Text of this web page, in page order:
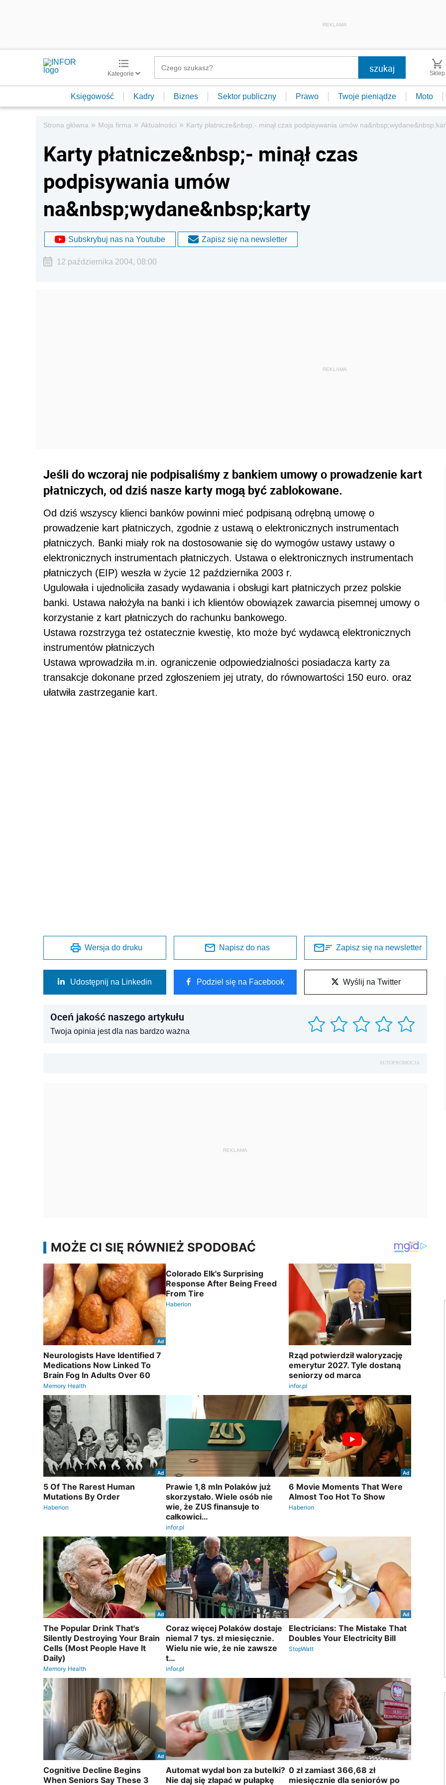
REKLAMA
Kategorie Sklep
Księgowość Kadry Biznes Sektor publiczny Prawo Twoje pieniądze Moto
Strona główna » Moja firma » Aktualności » Karty płatnicze&nbsp;- minął czas podpisywania umów
Karty płatnicze&nbsp;- minął czas
podpisywania umów
na&nbsp;wydane&nbsp;karty
Subskrybuj nas na Youtube Zapisz się na newsletter
12 października 2004, 08:00
Jeśli do wczoraj nie podpisaliśmy z bankiem umowy o prowadzenie kart
płatniczych, od dziś nasze karty mogą być zablokowane.
Od dziś wszyscy klienci banków powinni mieć podpisaną odrębną umowę o
prowadzenie kart płatniczych, zgodnie z ustawą o elektronicznych instrumentach
płatniczych. Banki miały rok na dostosowanie się do wymogów ustawy ustawy o
elektronicznych instrumentach płatniczych. Ustawa o elektronicznych instrumentach
płatniczych (EIP) weszła w życie 12 października 2003 r.
Ugulowała i ujednoliciła zasady wydawania i obsługi kart płatniczych przez polskie
banki. Ustawa nałożyła na banki i ich klientów obowiązek zawarcia pisemnej umowy o
korzystanie z kart płatniczych do rachunku bankowego.
Ustawa rozstrzyga też ostatecznie kwestię, kto może być wydawcą elektronicznych
instrumentów płatniczych
Ustawa wprowadziła m.in. ograniczenie odpowiedzialności posiadacza karty za
transakcje dokonane przed zgłoszeniem jej utraty, do równowartości 150 euro. oraz
ułatwiła zastrzeganie kart.
Wersja do druku Napisz do nas Zapisz się na newsletter
Udostępnij na Linkedin Podziel się na Facebook Wyślij na Twitter
Oceń jakość naszego artykułu
Twoja opinia jest dla nas bardzo ważna
AUTOPROMOCJA
REKLAMA